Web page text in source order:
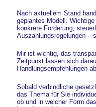
Nach aktuellem Stand
geplantes Modell.
konkrete Förderung,
Auszahlungsregelungen –
Mir ist wichtig, das
Zeitpunkt lassen sich
Handlungsempfehlungen
Sobald verbindliche
das Thema für Sie
ob und in welcher Form